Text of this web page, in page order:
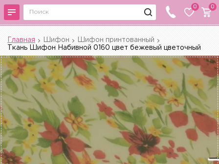
0 0
Главная Шифон
Шифон принтованный
Ткань Шифон Набивной 0160 цвет бежевый цветочный